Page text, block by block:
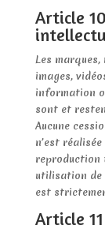
Article
Les
images,
information
sont et
Aucune
n’est
reproduction
utilisation de
est
Article